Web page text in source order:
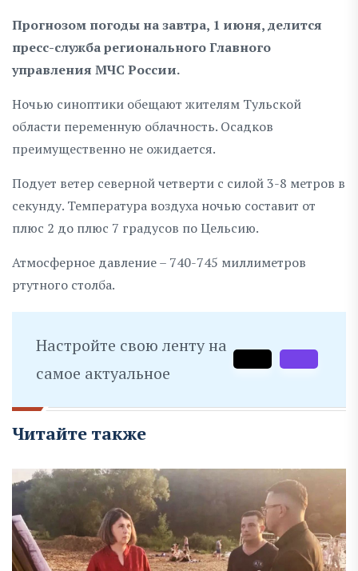
Прогнозом погоды на завтра, 1 июня, делится
пресс-служба регионального Главного
управления МЧС России.
Ночью синоптики обещают жителям Тульской
области переменную облачность. Осадков
преимущественно не ожидается.
Подует ветер северной четверти с силой 3-8 метров в
секунду. Температура воздуха ночью составит от
плюс 2 до плюс 7 градусов по Цельсию.
Атмосферное давление – 740-745 миллиметров
ртутного столба.
Настройте свою ленту на
самое актуальное
Читайте также